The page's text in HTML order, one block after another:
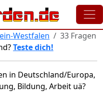
Westfalen
33 Fragen
Teste dich!
in Deutschland/Europa,
Bildung, Arbeit uä?